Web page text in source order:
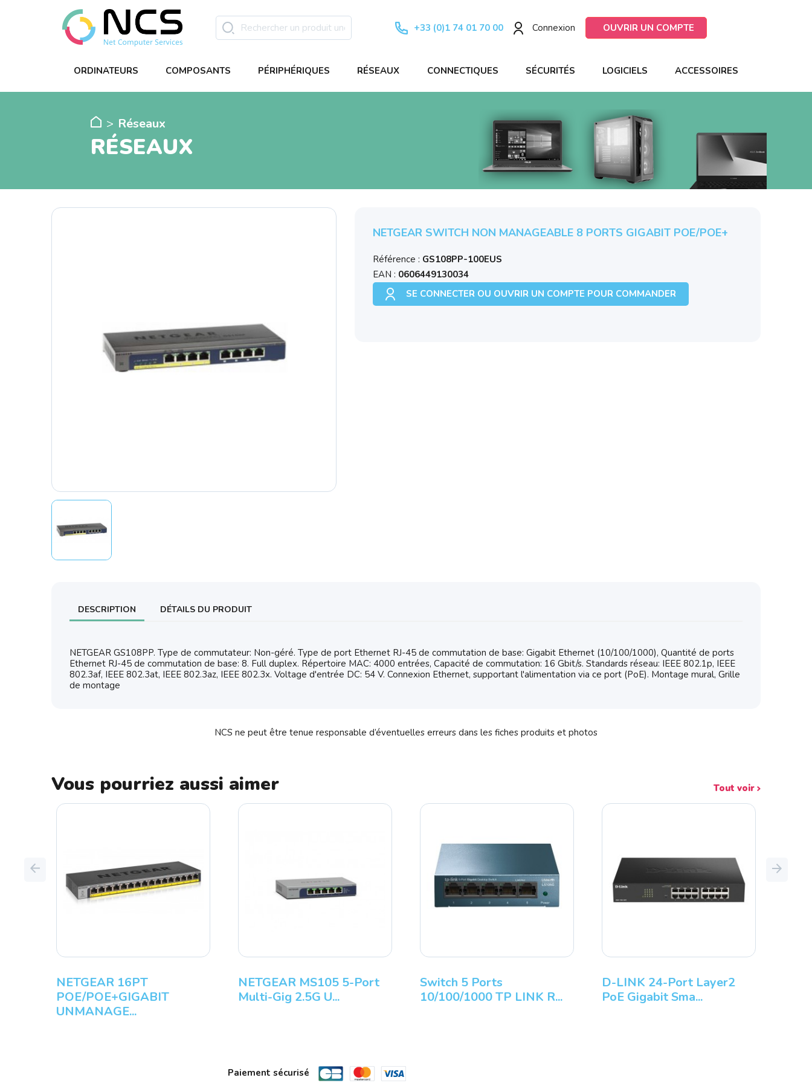
+33 (0)1 74 01 70 00 Connexion OUVRIR UN COMPTE
ORDINATEURS COMPOSANTS PÉRIPHÉRIQUES RÉSEAUX CONNECTIQUES SÉCURITÉS LOGICIELS ACCESSOIRES
Réseaux
RÉSEAUX
NETGEAR SWITCH NON MANAGEABLE 8 PORTS GIGABIT POE/POE+
Référence : GS108PP-100EUS
EAN : 0606449130034
SE CONNECTER OU OUVRIR UN COMPTE POUR COMMANDER
DESCRIPTION DÉTAILS DU PRODUIT
NETGEAR GS108PP. Type de commutateur: Non-géré. Type de port Ethernet RJ-45 de commutation de base: Gigabit Ethernet (10/100/1000), Quantité de ports
Ethernet RJ-45 de commutation de base: 8. Full duplex. Répertoire MAC: 4000 entrées, Capacité de commutation: 16 Gbit/s. Standards réseau: IEEE 802.1p, IEEE
802.3af, IEEE 802.3at, IEEE 802.3az, IEEE 802.3x. Voltage d'entrée DC: 54 V. Connexion Ethernet, supportant l'alimentation via ce port (PoE). Montage mural, Grille
de montage
NCS ne peut être tenue responsable d’éventuelles erreurs dans les fiches produits et photos
Vous pourriez aussi aimer Tout voir
NETGEAR 16PT
POE/POE+GIGABIT
UNMANAGE...
NETGEAR MS105 5-Port
Multi-Gig 2.5G U...
Switch 5 Ports
10/100/1000 TP LINK R...
D-LINK 24-Port Layer2
PoE Gigabit Sma...
Previous Next
Paiement sécurisé